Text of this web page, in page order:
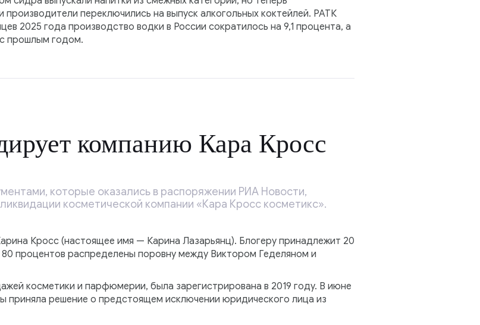
переключились на выпуск алкогольных коктейлей. РАТК
2025 года производство водки в России сократилось на 9,1 процента, а
прошлым годом.
компанию Кара Кросс
которые оказались в распоряжении РИА Новости,
косметической компании «Кара Кросс косметикс».
Кросс (настоящее имя — Карина Лазарьянц). Блогеру принадлежит 20
процентов распределены поровну между Виктором Геделяном и
косметики и парфюмерии, была зарегистрирована в 2019 году. В июне
приняла решение о предстоящем исключении юридического лица из